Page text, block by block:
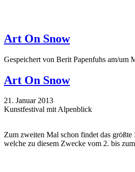
Art On Snow
Gespeichert von Berit Papenfuhs am/um
Art On Snow
21. Januar 2013
Kunstfestival mit Alpenblick
Zum zweiten Mal schon findet das
welche zu diesem Zwecke vom 2. bis